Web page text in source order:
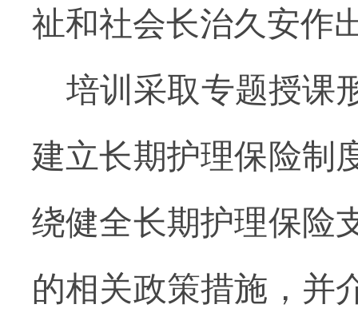
祉和社会长治久安作
培训采取专题授课
建立长期护理保险制
绕健全长期护理保险
的相关政策措施，并